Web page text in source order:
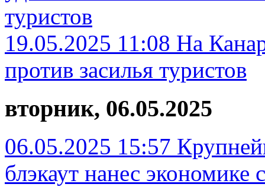
туристов
19.05.2025 11:08 На
против засилья туристов
вторник, 06.05.2025
06.05.2025 15:57
блэкаут нанес